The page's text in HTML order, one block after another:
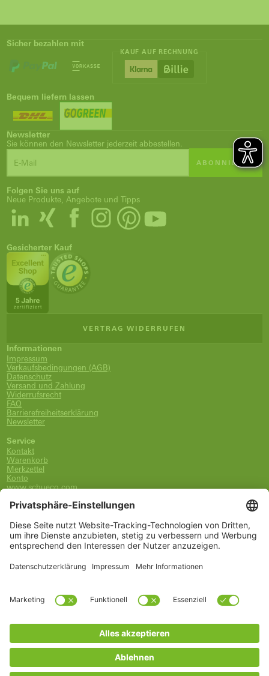
Sicher bezahlen mit
KAUF AUF RECHNUNG
Bequem liefern lassen
Newsletter
Sie können den Newsletter jederzeit abbestellen.
ABONNIEREN
Folgen Sie uns auf
Neue Produkte, Angebote und Tipps
Gesicherter Kauf
VERTRAG WIDERRUFEN
Informationen
Impressum
Verkaufsbedingungen (AGB)
Datenschutz
Versand und Zahlung
Widerrufsrecht
FAQ
Barrierefreiheitserklärung
Newsletter
Service
Kontakt
Warenkorb
Merkzettel
Konto
www.schueco.com
0800-400-4007
kostenlos aus dem dt. Festnetz
Unsere Marken
Alle Marken
Schüco International KG
Kategorien
Griffe
Wartung, Pflege und Lüftung
Einbruchschutz
FSB Griffe
Arbeitszubehör